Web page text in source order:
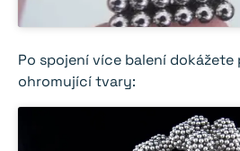
Po spojení více balení
ohromující tvary: